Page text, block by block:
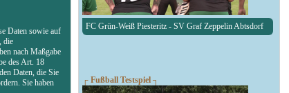
Daten sowie auf
die
nach Maßgabe
des Art. 18
Daten, die Sie
Sie haben
FC Grün-Weiß Piesteritz - SV Graf Zeppelin Abtsdorf
┌ Fußball Testspiel ┐